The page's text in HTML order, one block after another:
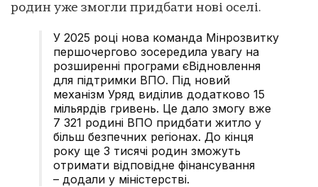
родин уже змогли придбати нові оселі.
У 2025 році нова команда Мінрозвитку
першочергово зосередила увагу на
розширенні програми єВідновлення
для підтримки ВПО. Під новий
механізм Уряд виділив додатково 15
мільярдів гривень. Це дало змогу вже
7 321 родині ВПО придбати житло у
більш безпечних регіонах. До кінця
року ще 3 тисячі родин зможуть
отримати відповідне фінансування
– додали у міністерстві.